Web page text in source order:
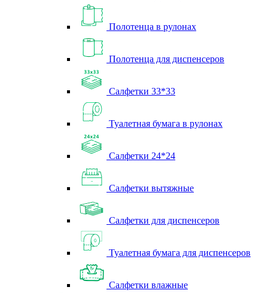
Полотенца в рулонах
Полотенца для диспенсеров
Салфетки 33*33
Туалетная бумага в рулонах
Салфетки 24*24
Салфетки вытяжные
Салфетки для диспенсеров
Туалетная бумага для диспенсеров
Салфетки влажные